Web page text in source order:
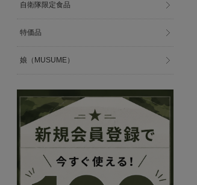
自衛隊限定食品
特価品
娘（MUSUME）